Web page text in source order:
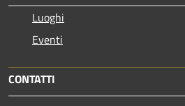
Luoghi
Eventi
CONTATTI